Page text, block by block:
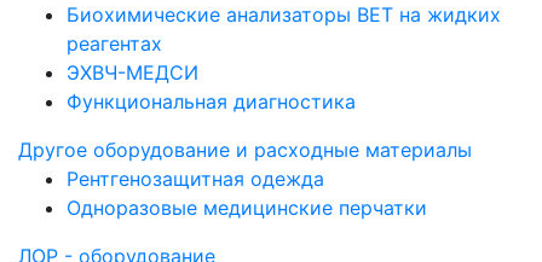
Биохимические анализаторы ВЕТ на жидких
реагентах
ЭХВЧ-МЕДСИ
Функциональная диагностика
Другое оборудование и расходные материалы
Рентгенозащитная одежда
Одноразовые медицинские перчатки
ЛОР - оборудование